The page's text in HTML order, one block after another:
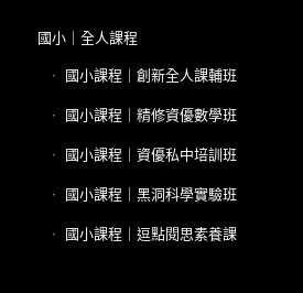
國小｜全人課程
國小課程｜創新全人課輔班
國小課程｜精修資優數學班
國小課程｜資優私中培訓班
國小課程｜黑洞科學實驗班
國小課程｜逗點閱思素養課